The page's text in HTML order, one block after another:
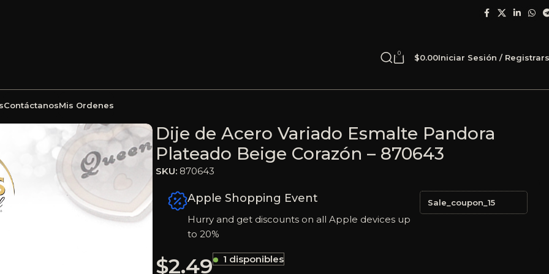
0 $0.00Iniciar Sesión /
ContáctanosMis Ordenes
Dije de Acero Variado Esmalte Pandora
Plateado Beige Corazón – 870643
SKU: 870643
Apple Shopping Event
Hurry and get discounts on all Apple devices up
to 20%
Sale_coupon_15
$2.49 1 disponibles